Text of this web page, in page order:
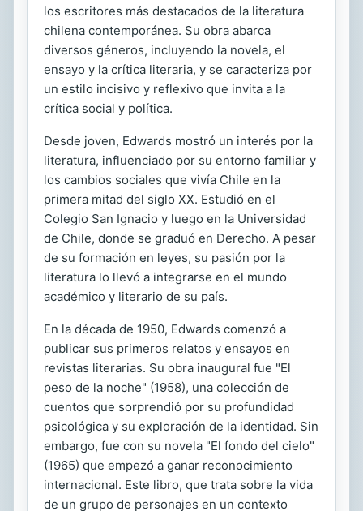
los escritores más destacados de la literatura
chilena contemporánea. Su obra abarca
diversos géneros, incluyendo la novela, el
ensayo y la crítica literaria, y se caracteriza por
un estilo incisivo y reflexivo que invita a la
crítica social y política.
Desde joven, Edwards mostró un interés por la
literatura, influenciado por su entorno familiar y
los cambios sociales que vivía Chile en la
primera mitad del siglo XX. Estudió en el
Colegio San Ignacio y luego en la Universidad
de Chile, donde se graduó en Derecho. A pesar
de su formación en leyes, su pasión por la
literatura lo llevó a integrarse en el mundo
académico y literario de su país.
En la década de 1950, Edwards comenzó a
publicar sus primeros relatos y ensayos en
revistas literarias. Su obra inaugural fue "El
peso de la noche" (1958), una colección de
cuentos que sorprendió por su profundidad
psicológica y su exploración de la identidad. Sin
embargo, fue con su novela "El fondo del cielo"
(1965) que empezó a ganar reconocimiento
internacional. Este libro, que trata sobre la vida
de un grupo de personajes en un contexto